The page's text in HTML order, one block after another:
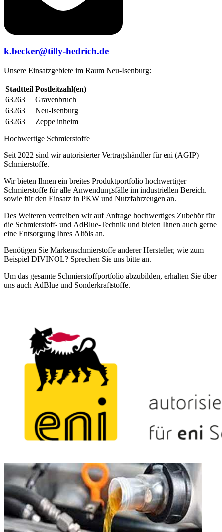
k.becker@tilly-hedrich.de
Unsere Einsatzgebiete im Raum Neu-Isenburg:
Stadtteil Postleitzahl(en)
63263
Gravenbruch
63263
Neu-Isenburg
63263
Zeppelinheim
Hochwertige Schmierstoffe
Seit 2022 sind wir autorisierter Vertragshändler für eni (AGIP)
Schmierstoffe.
Wir bieten Ihnen ein breites Produktportfolio hochwertiger
Schmierstoffe für alle Anwendungsfälle im industriellen Bereich,
sowie für den Einsatz in PKW und Nutzfahrzeugen an.
Des Weiteren vertreiben wir auf Anfrage hochwertiges Zubehör für
die Schmierstoff- und AdBlue-Technik und bieten Ihnen auch gerne
eine Entsorgung Ihres Altöls an.
Benötigen Sie Markenschmierstoffe anderer Hersteller, wie zum
Beispiel DIVINOL? Sprechen Sie uns bitte an.
Um das gesamte Schmierstoffportfolio abzubilden, erhalten Sie über
uns auch AdBlue und Sonderkraftstoffe.